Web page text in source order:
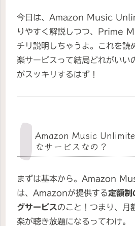
今日は、Amazon Music
りやすく解説しつつ、Prime
チリ説明しちゃうよ。これを
楽サービスって結局どれがいい
がスッキリするはず！
Amazon Music
なサービスなの？
まずは基本から。Amazon
は、Amazonが提供する定額制
グサービスのこと！つまり、月
楽が聴き放題になるってわけ。